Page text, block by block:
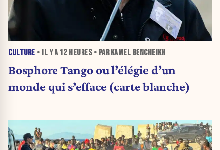
CULTURE • IL Y A 12 HEURES• PAR KAMEL BENCHEIKH
Bosphore Tango ou l’élégie d’un
monde qui s’efface (carte blanche)